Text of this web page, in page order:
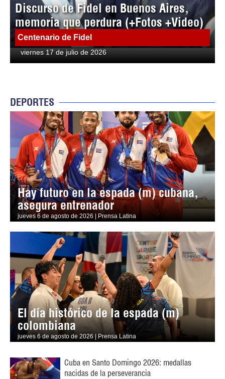
Discurso de Fidel en Buenos Aires,
memoria que perdura (+Fotos +Video)
Centenario de Fidel
viernes 17 de julio de 2026
DEPORTES
Hay futuro en la espada (m) cubana,
asegura entrenador
jueves 6 de agosto de 2026 | Prensa Latina
El día histórico de la espada (m)
colombiana
jueves 6 de agosto de 2026 | Prensa Latina
Cuba en Santo Domingo 2026: medallas
nacidas de la perseverancia